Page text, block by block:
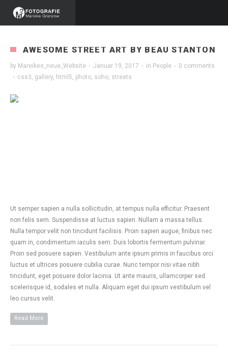
AWESOME STREET ART BY BEAU STANTON
by Mareikes_neue_Website · Januar 19, 2017 · in People · 0 comments
· css3, gallery, html5, photo, soho, streets
Ut semper sapien a nulla sollicitudin, at tempus nulla efficitur. Praesent
non felis sem. Suspendisse at luctus sapien. Nullam a massa tellus.
Nulla tempor velit non tincidunt facilisis. Proin sapien augue, finibus nec
quam in, condimentum iaculis sem. Duis lobortis fermentum pulvinar.
Proin sed posuere sapien. Vestibulum ante ipsum primis in faucibus orci
luctus et ultrices posuere cubilia curae. Nunc tempor nisi vitae nibh
tincidunt, eget posuere dolor lacinia. Ut ante mauris, ullamcorper sed
scelerisque id, sodales et nulla. Aliquam eget dui ipsum vestibulum vel
leo cursus velit.
Read More